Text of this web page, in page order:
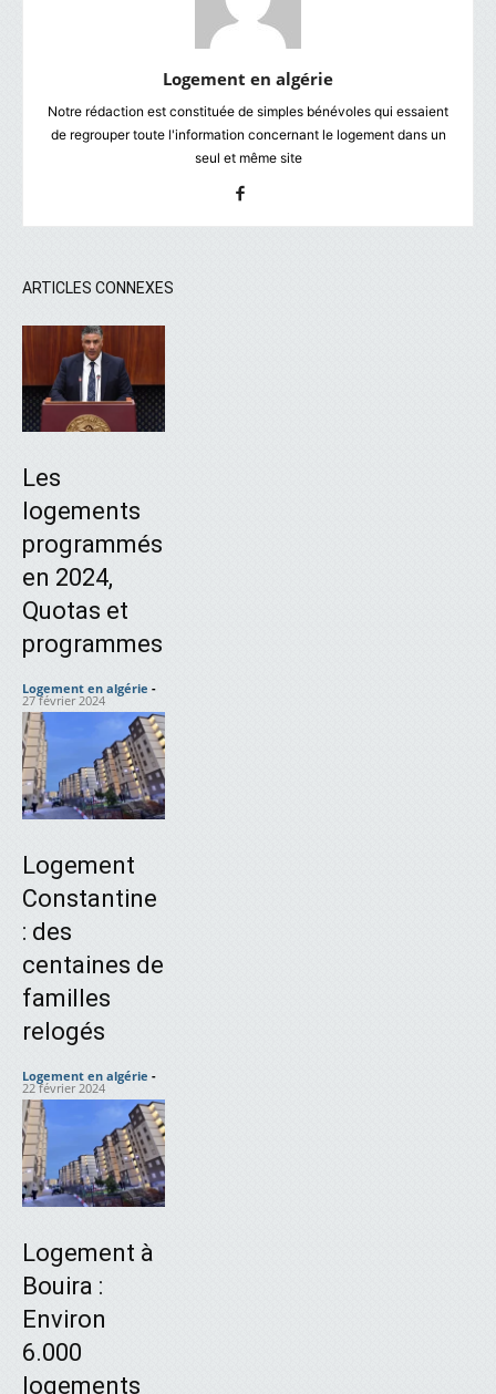
Logement en algérie
Notre rédaction est constituée de simples bénévoles qui essaient
de regrouper toute l'information concernant le logement dans un
seul et même site
ARTICLES CONNEXES
Les
logements
programmés
en 2024,
Quotas et
programmes
Logement en algérie -
27 février 2024
Logement
Constantine
: des
centaines de
familles
relogés
Logement en algérie -
22 février 2024
Logement à
Bouira :
Environ
6.000
logements